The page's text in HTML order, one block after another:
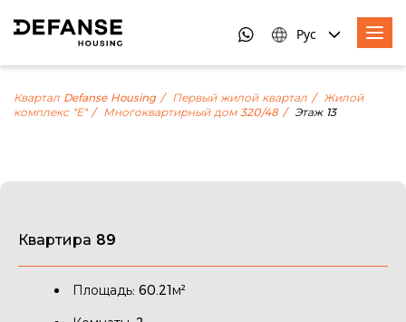
Рус
Квартал Defanse Housing Первый жилой квартал
Жилой
комплекс "Е"
Многоквартирный дом 320/48 Этаж 13
Квартира 89
Площадь: 60.21м²